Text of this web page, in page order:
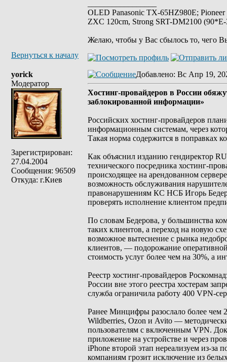
OLED Panasonic TX-65HZ980E;
ZXC 120cm, Strong SRT-DM2100
Желаю, чтобы у Вас сбылось то, чего
Вернуться к началу
yorick
Модератор
Зарегистрирован:
27.04.2004
Сообщения: 96509
Откуда: г.Киев
Добавлено: Вс Апр 19,
Хостинг-провайдеров в России
заблокированной информации»
Российских хостинг-провайдеров
информационным системам, через
Такая норма содержится в поправках
Как объяснил изданию гендиректор
технического посредника хостинг-
происходящее на арендованном
возможность обслуживания
правонарушениям КС НСБ Игорь
проверять исполнение клиентом
По словам Бедерова, у большинства
таких клиентов, а переход на новую
возможное вытеснение с рынка
клиентов, — подорожание
стоимость услуг более чем на 30%, а
Реестр хостинг-провайдеров
России вне этого реестра хостерам
служба ограничила работу 400 VPN-
Ранее Минцифры разослало более
Wildberries, Ozon и Avito —
пользователям с включенным VPN.
приложение на устройстве и через
iPhone второй этап нереализуем из-
компаниям грозит исключение из